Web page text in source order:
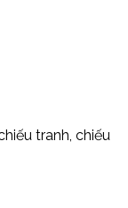
tranh, chiếu